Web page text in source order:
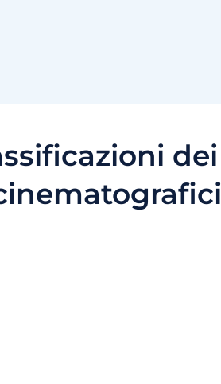
dei